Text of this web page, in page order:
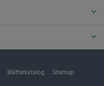
Blätterkatalog Sitemap